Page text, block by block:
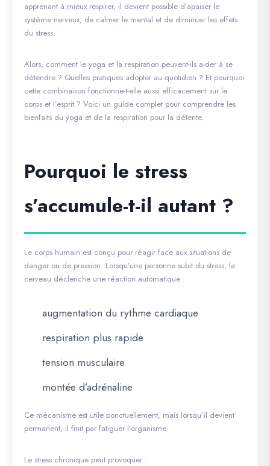
apprenant à mieux respirer, il devient possible d’apaiser le
système nerveux, de calmer le mental et de diminuer les effets
du stress.
Alors, comment le yoga et la respiration peuvent-ils aider à se
détendre ? Quelles pratiques adopter au quotidien ? Et pourquoi
cette combinaison fonctionne-t-elle aussi efficacement sur le
corps et l’esprit ? Voici un guide complet pour comprendre les
bienfaits du yoga et de la respiration pour la détente.
Pourquoi le stress
s’accumule-t-il autant ?
Le corps humain est conçu pour réagir face aux situations de
danger ou de pression. Lorsqu’une personne subit du stress, le
cerveau déclenche une réaction automatique :
augmentation du rythme cardiaque
respiration plus rapide
tension musculaire
montée d’adrénaline
Ce mécanisme est utile ponctuellement, mais lorsqu’il devient
permanent, il finit par fatiguer l’organisme.
Le stress chronique peut provoquer :